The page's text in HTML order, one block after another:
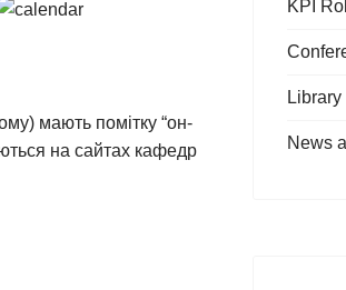
мають помітку “он-
на сайтах кафедр
KPI
Library
News